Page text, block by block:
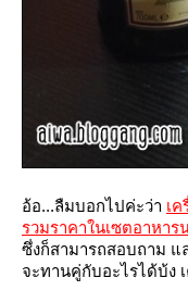
อ้อ...ลืมบอกไปค่ะว่า เ
รวมราคาในเซตอาหาร
ซึ่งก็สามารถสอบถาม แ
จะทานคู่กับอะไรได้บ้ง